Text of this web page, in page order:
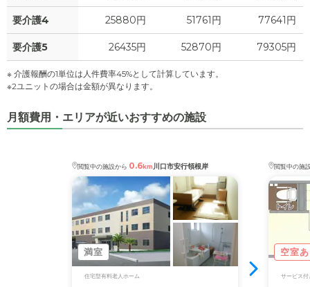
要介護4 25880円 51761円 77641円
要介護5 26435円 52870円 79305円
※ 介護報酬の1単位は人件費率45%として計算しています。
※2ユニットの場合は金額が異なります。
月額費用・エリアが近いおすすめの施設
閲覧中の施設から 0.6km川口市安行領根岸
満室
住宅型有料老人ホーム
閲覧中の施
空室
サービス付